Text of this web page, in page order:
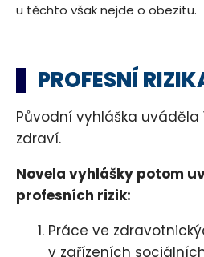
u těchto však nejde o obezitu.
PROFESNÍ
Původní vyhláška uváděla
zdraví.
Novela vyhlášky potom
profesních rizik:
Práce ve
v zařízeních